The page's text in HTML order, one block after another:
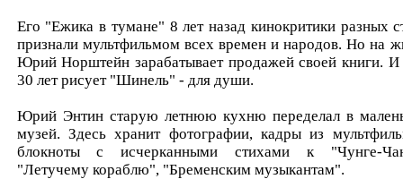
Его "Ежика в тумане" 8 лет назад кинокритики разных
признали мультфильмом всех времен и народов. Но на
Юрий Норштейн зарабатывает продажей своей книги.
30 лет рисует "Шинель" - для души.
Юрий Энтин старую летнюю кухню переделал в
музей. Здесь хранит фотографии, кадры из
блокноты с исчерканными стихами к "Чунге-
"Летучему кораблю", "Бременским музыкантам".